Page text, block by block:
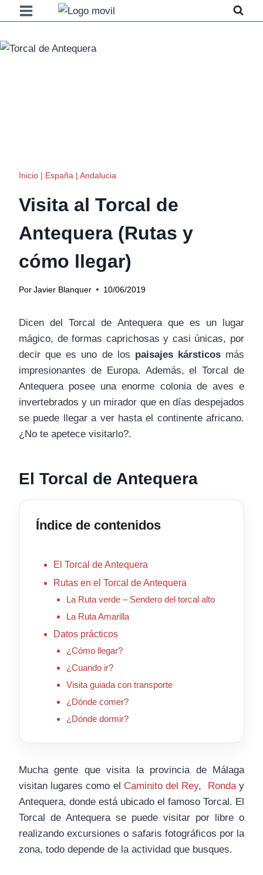
Saltar
al
contenido
Inicio | España | Andalucia
Visita al Torcal de
Antequera (Rutas y
cómo llegar)
Por Javier Blanquer 10/06/2019
Dicen del Torcal de Antequera que es un lugar
mágico, de formas caprichosas y casi únicas, por
decir que es uno de los paisajes kársticosmás
impresionantes de Europa. Además, el Torcal de
Antequera posee una enorme colonia de aves e
invertebrados y un mirador que en días despejados
se puede llegar a ver hasta el continente africano.
¿No te apetece visitarlo?.
El Torcal de Antequera
Índice de contenidos
El Torcal de Antequera
Rutas en el Torcal de Antequera
La Ruta verde – Sendero del torcal alto
La Ruta Amarilla
Datos prácticos
¿Cómo llegar?
¿Cuando ir?
Visita guiada con transporte
¿Dónde comer?
¿Dónde dormir?
Mucha gente que visita la provincia de Málaga
visitan lugares como el Caminito del Rey, Ronday
Antequera, donde está ubicado el famoso Torcal. El
Torcal de Antequera se puede visitar por libre o
realizando excursiones o safaris fotográficos por la
zona, todo depende de la actividad que busques.